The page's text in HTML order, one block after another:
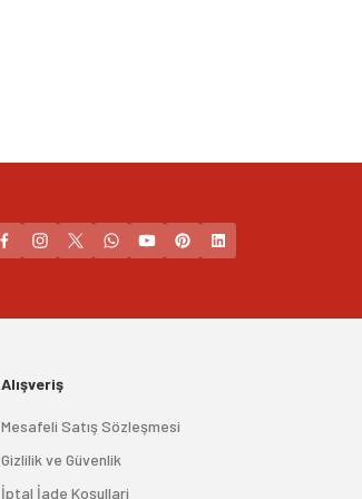
Alışveriş
Mesafeli Satış Sözleşmesi
Gizlilik ve Güvenlik
İptal İade Koşullari